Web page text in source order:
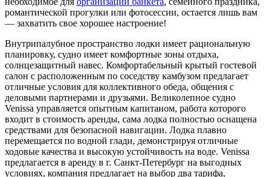
романтической прогулки или фотосессии, остается лишь вам
— захватить свое хорошее настроение!
Внутрипалубное пространство лодки имеет рациональную
планировку, судно имеет комфортные зоны отдыха,
солнцезащитный навес. Комфортабельный крытый гостевой
салон с расположенным по соседству камбузом предлагает
отличные условия для коллективного обеда, общения с
деловыми партнерами и друзьями. Великолепное судно
Venissa управляется опытным капитаном, работа которого
входит в стоимость аренды, сама лодка полностью оснащена
средствами для безопасной навигации. Лодка плавно
перемещается по водной глади, демонстрируя отличные
ходовые качества и высокую устойчивость на воде. Venissa
предлагается в аренду в г. Санкт-Петербург на выгодных
условиях, компания предлагает на выбор два тарифа,